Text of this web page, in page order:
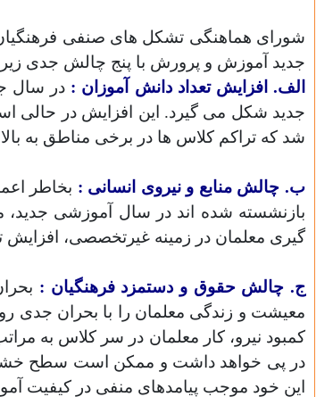
شورای هماهنگی تشکل های صنفی
جدید آموزش و پرورش با پنج چالش جدی زیر
الف. افزایش تعداد دانش آموزان : در سال
جدید شکل می گیرد. این افزایش در
شد که تراکم کلاس ها در برخی مناطق به
ب. چالش منابع و نیروی انسانی : بخاطر
بازنشسته شده اند در سال آموزشی جدید،
گیری معلمان در زمینه غیرتخصصی،
ج. چالش حقوق و دستمزد فرهنگیان :
معیشت و زندگی معلمان را با بحران جدی
کمبود نیرو، کار معلمان در سر کلاس به
در پی خواهد داشت و ممکن است سطح خشونت
این خود موجب پیامدهای منفی در کیفیت